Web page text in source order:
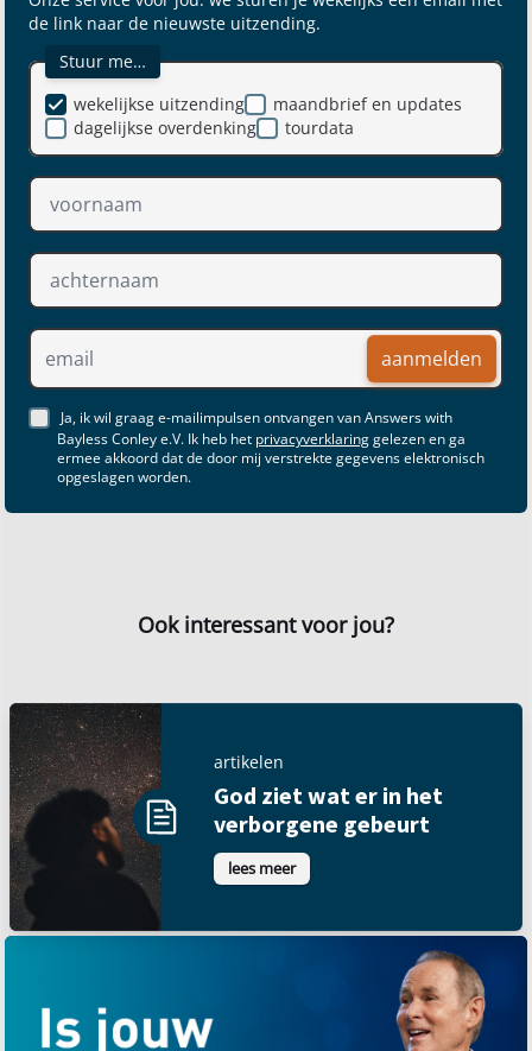
de link naar de nieuwste uitzending.
Stuur me…
maandbrief en updates
dagelijkse overdenking
wekelijkse uitzending
tourdata
aanmelden
Ja, ik wil graag e-mailimpulsen ontvangen van Answers with
Bayless Conley e.V. Ik heb het privacyverklaringgelezen en ga
ermee akkoord dat de door mij verstrekte gegevens elektronisch
opgeslagen worden.
Ook interessant voor jou?
artikelen
God ziet wat er in het
verborgene gebeurt
lees meer